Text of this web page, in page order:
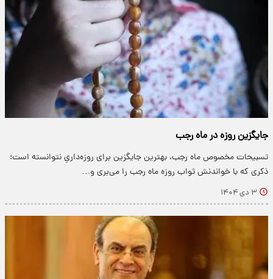
جایگزین روزه در ماه رجب
تسبیحات مخصوص ماه رجب، بهترین جایگزین برای روزه‌داریِ نتوانسته است؛
ذکری که با خواندنش ثواب روزه ماه رجب را می‌بری و…
۳ دی ۱۴۰۴